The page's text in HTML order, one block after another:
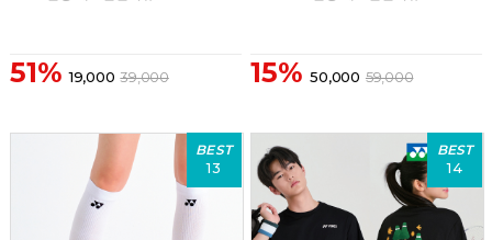
51% 19,000 39,000 15% 50,000 59,000
BEST
13
BEST
14